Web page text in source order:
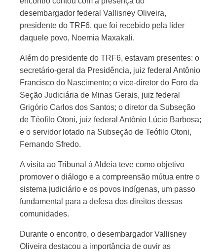
desembargador federal Vallisney Oliveira,
presidente do TRF6, que foi recebido pela líder
daquele povo, Noemia Maxakali.
Além do presidente do TRF6, estavam presentes: o
secretário-geral da Presidência, juiz federal Antônio
Francisco do Nascimento; o vice-diretor do Foro da
Seção Judiciária de Minas Gerais, juiz federal
Grigório Carlos dos Santos; o diretor da Subseção
de Téofilo Otoni, juiz federal Antônio Lúcio Barbosa;
e o servidor lotado na Subseção de Teófilo Otoni,
Fernando Sfredo.
A visita ao Tribunal à Aldeia teve como objetivo
promover o diálogo e a compreensão mútua entre o
sistema judiciário e os povos indígenas, um passo
fundamental para a defesa dos direitos dessas
comunidades.
Durante o encontro, o desembargador Vallisney
Oliveira destacou a importância de ouvir as